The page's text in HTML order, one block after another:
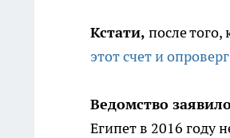
Кстати, после
этот счет и
Ведомство
Египет в 2016 году